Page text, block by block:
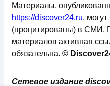
Сетевое издание
Материалы,
https://discover24.ru,
(процитированы) в СМИ.
материалов активная
обязательна. ©